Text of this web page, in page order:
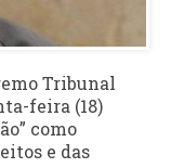
Tribunal
feira (18)
como
e das